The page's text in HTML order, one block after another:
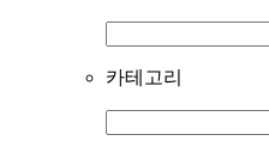
카테고리